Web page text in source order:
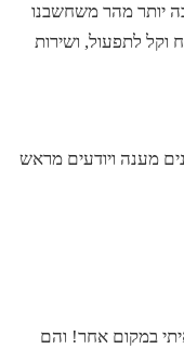
יותר מהר משחשבנו
וקל לתפעול, ושירות
מענה ויודעים מראש
במקום אחר! והם